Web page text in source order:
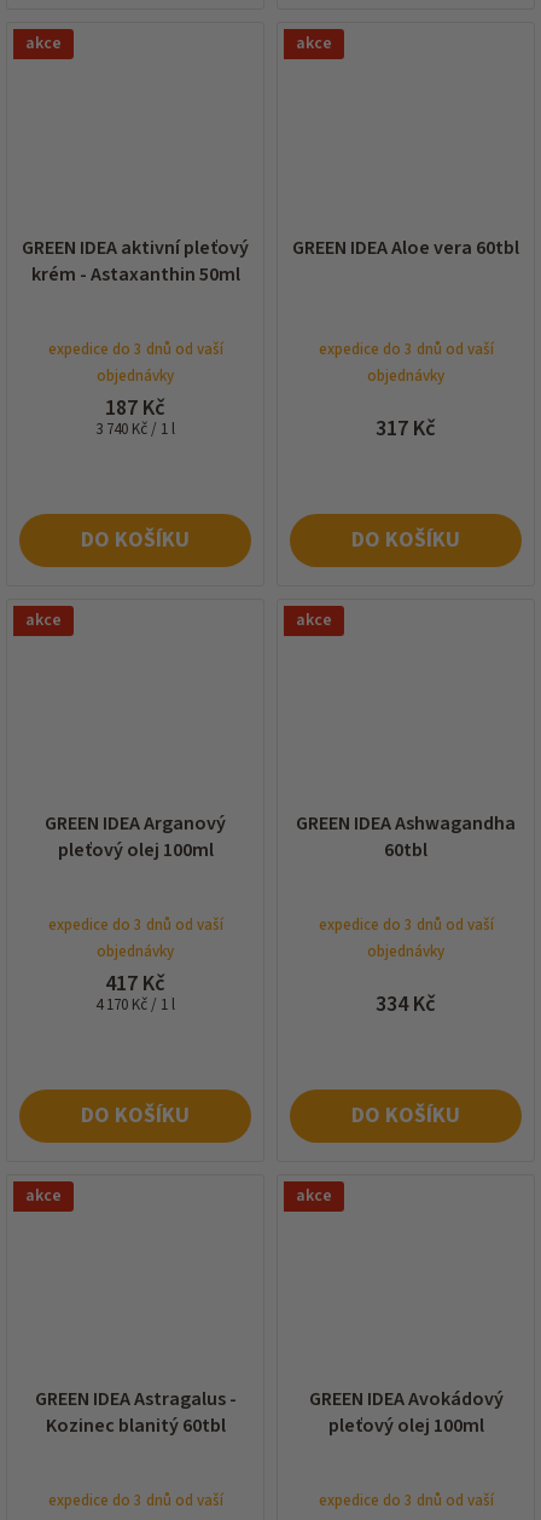
akce
GREEN IDEA aktivní pleťový
krém - Astaxanthin 50ml
expedice do 3 dnů od vaší
objednávky
187 Kč
Měrná
3 740 Kč / 1 l
DO KOŠÍKU
akce
GREEN IDEA Aloe vera 60tbl
expedice do 3 dnů od vaší
objednávky
317 Kč
DO KOŠÍKU
akce
GREEN IDEA Arganový
pleťový olej 100ml
expedice do 3 dnů od vaší
objednávky
417 Kč
Měrná
4 170 Kč / 1 l
DO KOŠÍKU
akce
GREEN IDEA Ashwagandha
60tbl
expedice do 3 dnů od vaší
objednávky
334 Kč
DO KOŠÍKU
akce
GREEN IDEA Astragalus -
Kozinec blanitý 60tbl
expedice do 3 dnů od vaší
akce
GREEN IDEA Avokádový
pleťový olej 100ml
expedice do 3 dnů od vaší